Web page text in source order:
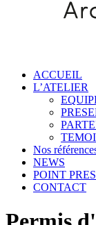
ACCUEIL
L’ATELIER
Nos
NEWS
POINT
CONTACT